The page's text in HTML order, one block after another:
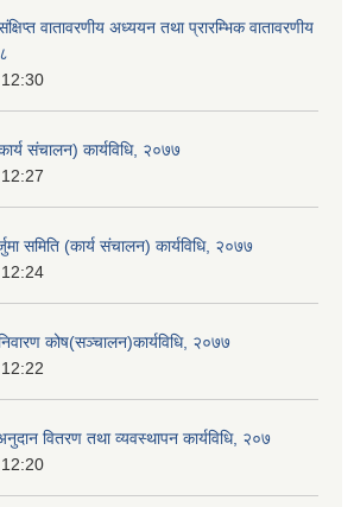
वातावरणीय अध्ययन तथा प्रारम्भिक वातावरणीय
संचालन) कार्यविधि, २०७७
समिति (कार्य संचालन) कार्यविधि, २०७७
कोष(सञ्चालन)कार्यविधि, २०७७
वितरण तथा व्यवस्थापन कार्यविधि, २०७